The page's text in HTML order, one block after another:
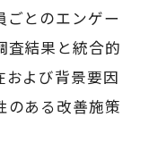
ごとのエンゲー
査結果と統合的
および背景要因
のある改善施策